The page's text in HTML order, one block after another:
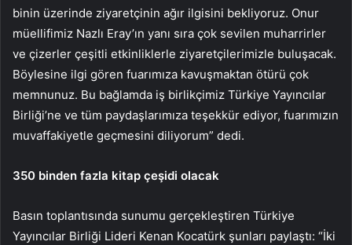
binin üzerinde ziyaretçinin ağır ilgisini bekliyoruz. Onur
müellifimiz Nazlı Eray’ın yanı sıra çok sevilen muharrirler
ve çizerler çeşitli etkinliklerle ziyaretçilerimizle buluşacak.
Böylesine ilgi gören fuarımıza kavuşmaktan ötürü çok
memnunuz. Bu bağlamda iş birlikçimiz Türkiye Yayıncılar
Birliği’ne ve tüm paydaşlarımıza teşekkür ediyor, fuarımızın
muvaffakiyetle geçmesini diliyorum” dedi.
350 binden fazla kitap çeşidi olacak
Basın toplantısında sunumu gerçekleştiren Türkiye
Yayıncılar Birliği Lideri Kenan Kocatürk şunları paylaştı: “İki